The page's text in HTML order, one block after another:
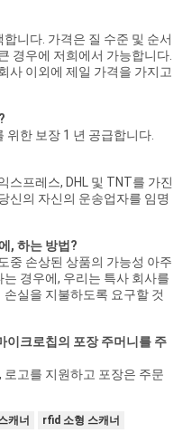
니다. 가격은 질 수준 및 순서
경우에 저희에서 가능합니다.
사 이외에 제일 가격을 가지고
위한 보장 1 년 공급합니다.
스프레스, DHL 및 TNT를 가진
신의 자신의 운송업자를 임명
, 하는 방법?
중 손상된 상품의 가능성 아주
경우에, 우리는 특사 회사를
실을 지불하도록 요구할 것
이크로칩의 포장 주머니를 주
로고를 지원하고 포장은 주문
캐너 rfid 소형 스캐너